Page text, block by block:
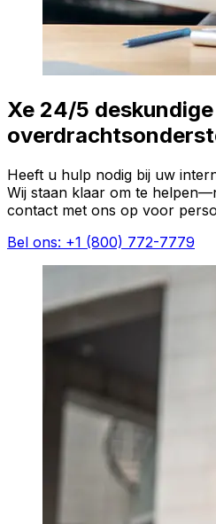
Xe 24/5
Heeft u hulp nodig bij uw
Wij staan klaar om te
contact met ons op voor
Bel ons: +1 (800) 772-7779